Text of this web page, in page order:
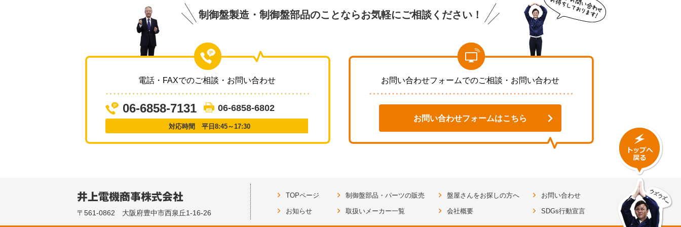
制御盤製造・制御盤部品のことならお気軽にご相談ください！
電話・FAXでのご相談・お問い合わせ
06-6858-7131 06-6858-6802
対応時間 平日8:45～17:30
お問い合わせフォームでのご相談・お問い合わせ
お問い合わせフォームはこちら
〒561-0862 大阪府豊中市西泉丘1-16-26
TOPページ 制御盤部品・パーツの販売 盤屋さんをお探しの方へ お問い合わせ
お知らせ 取扱いメーカー一覧 会社概要 SDGs行動宣言